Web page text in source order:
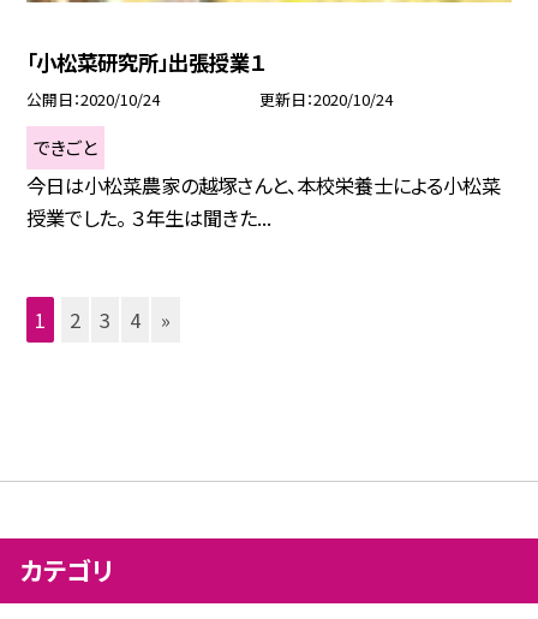
「小松菜研究所」出張授業１
公開日 2020/10/24 更新日 2020/10/24
できごと
今日は小松菜農家の越塚さんと、本校栄養士による小松菜
授業でした。 ３年生は聞きた...
1 2 3 4 »
カテゴリ